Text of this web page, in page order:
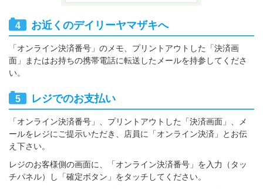
お近くのデイリーヤマザキへ
「オンライン決済番号」のメモ、プリントアウトした「決済画
面」またはお持ちの携帯電話に転送したメールを持参してくださ
い。
レジでのお支払い
「オンライン決済番号」、プリントアウトした「決済画面」、メ
ールをレジにご提示いただき、店員に「オンライン決済」とお伝
え下さい。
レジのお客様側の画面に、「オンライン決済番号」を入力（タッ
チパネル）し「確定ボタン」をタッチしてください。